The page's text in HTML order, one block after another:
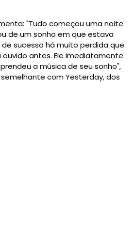
"Tudo começou uma noite
de um sonho em que estava
sucesso há muito perdida que
antes. Ele imediatamente
a música de seu sonho",
com Yesterday, dos